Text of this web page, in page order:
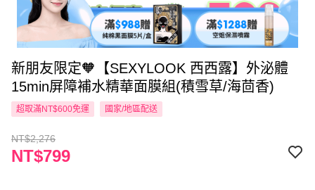
新朋友限定🧡【SEXYLOOK 西西露】外泌體
15min屏障補水精華面膜組(積雪草/海茴香)
超取滿NT$600免運 國家/地區配送
NT$2,276
NT$799